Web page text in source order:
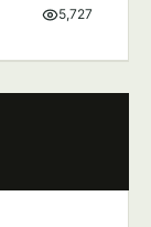
5,727